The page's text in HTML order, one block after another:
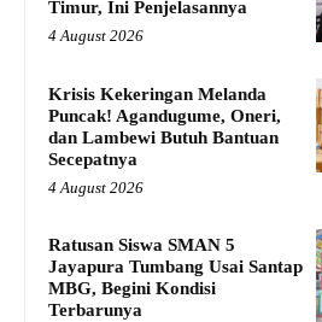
Timur, Ini Penjelasannya
4 August 2026
Krisis Kekeringan Melanda
Puncak! Agandugume, Oneri,
dan Lambewi Butuh Bantuan
Secepatnya
4 August 2026
Ratusan Siswa SMAN 5
Jayapura Tumbang Usai Santap
MBG, Begini Kondisi
Terbarunya